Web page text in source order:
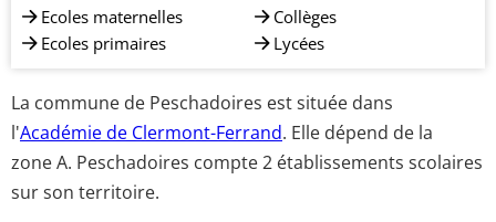
Ecoles maternelles
Ecoles primaires
Collèges
Lycées
La commune de Peschadoires est située dans
l'Académie de Clermont-Ferrand. Elle dépend de la
zone A. Peschadoires compte 2 établissements scolaires
sur son territoire.